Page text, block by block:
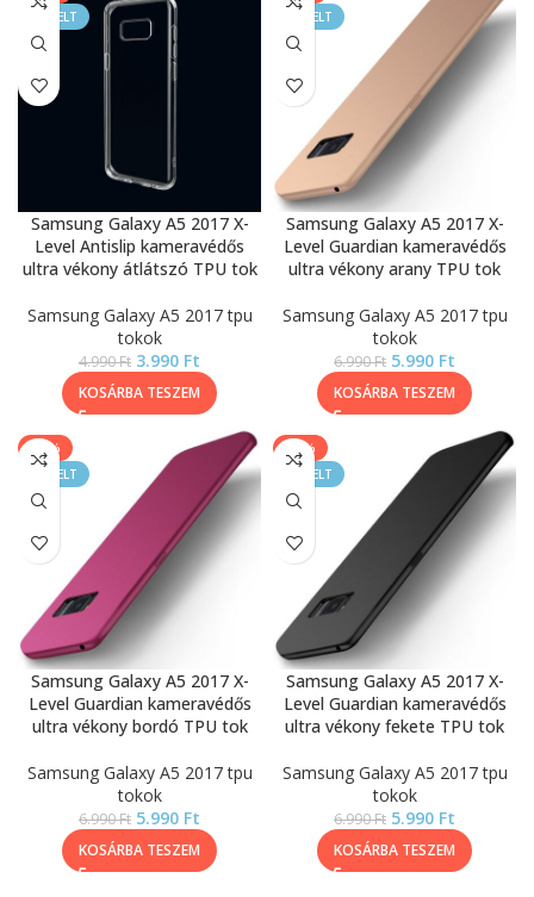
KIEMELT
Samsung Galaxy A5 2017 X-
Level Antislip kameravédős
ultra vékony átlátszó TPU tok
Samsung Galaxy A5 2017 tpu
tokok
4.990Ft 3.990 Ft
KOSÁRBA TESZEM
KIEMELT
Samsung Galaxy A5 2017 X-
Level Guardian kameravédős
ultra vékony arany TPU tok
Samsung Galaxy A5 2017 tpu
tokok
6.990Ft 5.990 Ft
KOSÁRBA TESZEM
-14%
KIEMELT
Samsung Galaxy A5 2017 X-
Level Guardian kameravédős
ultra vékony bordó TPU tok
Samsung Galaxy A5 2017 tpu
tokok
6.990Ft 5.990 Ft
KOSÁRBA TESZEM
-14%
KIEMELT
Samsung Galaxy A5 2017 X-
Level Guardian kameravédős
ultra vékony fekete TPU tok
Samsung Galaxy A5 2017 tpu
tokok
6.990Ft 5.990 Ft
KOSÁRBA TESZEM